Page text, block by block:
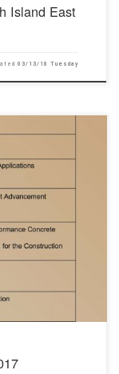
Island East
03/13/18 Tuesday